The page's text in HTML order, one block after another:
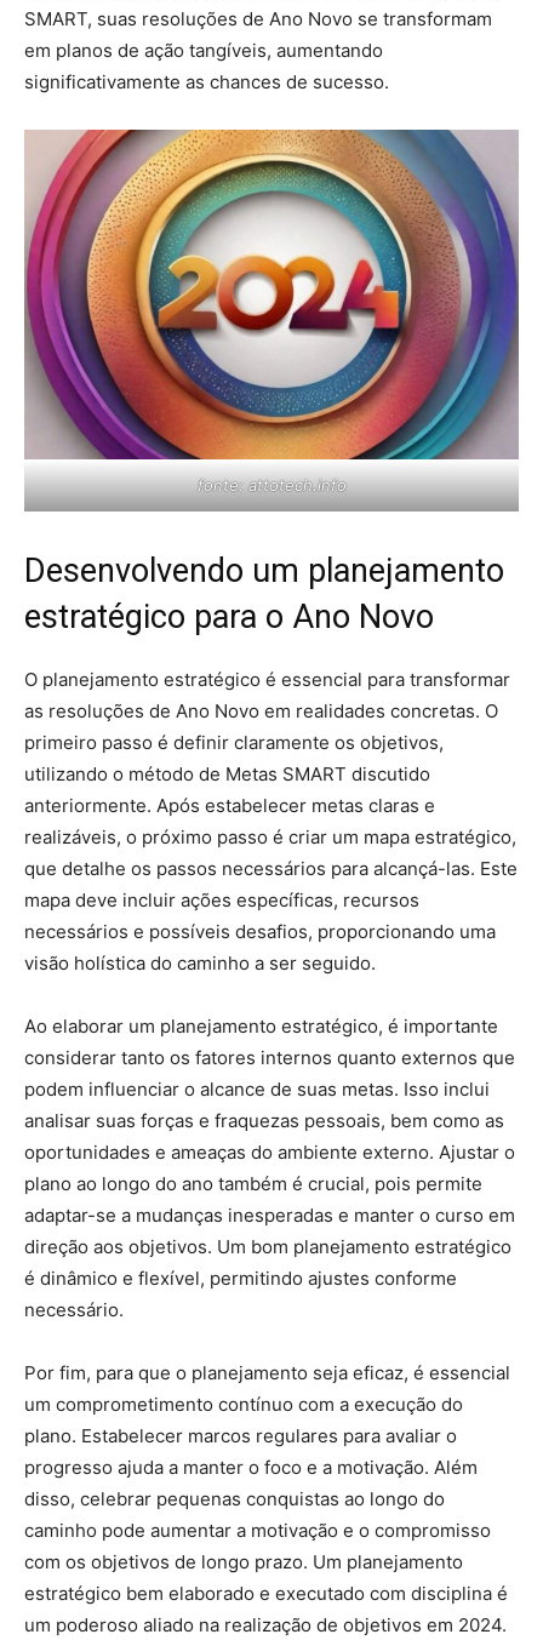
SMART, suas resoluções de Ano Novo se transformam
em planos de ação tangíveis, aumentando
significativamente as chances de sucesso.
fonte: attotech.info
Desenvolvendo um planejamento
estratégico para o Ano Novo
O planejamento estratégico é essencial para transformar
as resoluções de Ano Novo em realidades concretas. O
primeiro passo é definir claramente os objetivos,
utilizando o método de Metas SMART discutido
anteriormente. Após estabelecer metas claras e
realizáveis, o próximo passo é criar um mapa estratégico,
que detalhe os passos necessários para alcançá-las. Este
mapa deve incluir ações específicas, recursos
necessários e possíveis desafios, proporcionando uma
visão holística do caminho a ser seguido.
Ao elaborar um planejamento estratégico, é importante
considerar tanto os fatores internos quanto externos que
podem influenciar o alcance de suas metas. Isso inclui
analisar suas forças e fraquezas pessoais, bem como as
oportunidades e ameaças do ambiente externo. Ajustar o
plano ao longo do ano também é crucial, pois permite
adaptar-se a mudanças inesperadas e manter o curso em
direção aos objetivos. Um bom planejamento estratégico
é dinâmico e flexível, permitindo ajustes conforme
necessário.
Por fim, para que o planejamento seja eficaz, é essencial
um comprometimento contínuo com a execução do
plano. Estabelecer marcos regulares para avaliar o
progresso ajuda a manter o foco e a motivação. Além
disso, celebrar pequenas conquistas ao longo do
caminho pode aumentar a motivação e o compromisso
com os objetivos de longo prazo. Um planejamento
estratégico bem elaborado e executado com disciplina é
um poderoso aliado na realização de objetivos em 2024.